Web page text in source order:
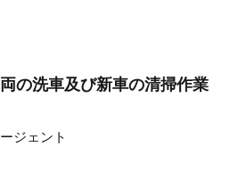
の洗車及び新車の清掃作業
ジェント